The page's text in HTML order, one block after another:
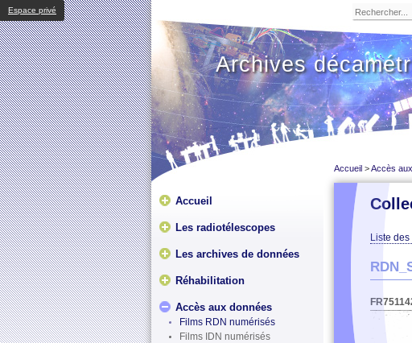
Espace privé
Archives
Accueil
Les radiotélescopes
Les archives de données
Réhabilitation
Accès aux données
Films RDN numérisés
Films IDN numérisés
Accueil >Accès
Liste